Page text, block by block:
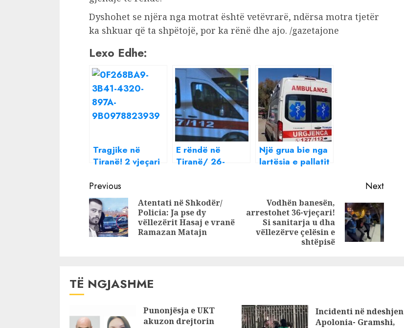
Dyshohet se njëra nga motrat është vetëvrarë, ndërsa motra tjetër
ka shkuar që ta shpëtojë, por ka rënë dhe ajo. /gazetajone
Lexo Edhe:
Tragjike në
Tiranë! 2 vjeçari
i pallatit, vdes në
vend
E rëndë në
Tiranë/ 26-
pallatit, policia:
Nga deklarimet e
familjarëve
dyshohet se…
Një grua bie nga
lartësia e pallatit
Continue
Reading
Previous
Previous
post:
Atentati në Shkodër/
Policia: Ja pse dy
vëllezërit Hasaj e vranë
Ramazan Matajn
Next
Next
post:
Vodhën banesën,
arrestohet 36-vjeçari!
Si sanitarja u dha
vëllezërve çelësin e
shtëpisë
TË NGJASHME
Punonjësja e UKT
akuzon drejtorin
Incidenti në ndeshjen
Apolonia- Gramshi,